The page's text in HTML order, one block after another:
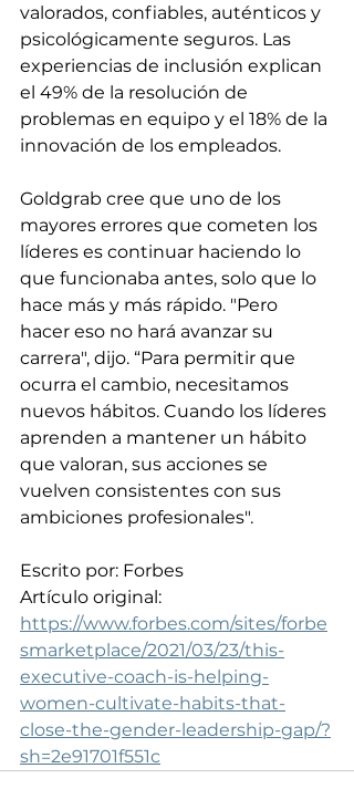
valorados, confiables, auténticos y
psicológicamente seguros. Las
experiencias de inclusión explican
el 49% de la resolución de
problemas en equipo y el 18% de la
innovación de los empleados.
Goldgrab cree que uno de los
mayores errores que cometen los
líderes es continuar haciendo lo
que funcionaba antes, solo que lo
hace más y más rápido. "Pero
hacer eso no hará avanzar su
carrera", dijo. “Para permitir que
ocurra el cambio, necesitamos
nuevos hábitos. Cuando los líderes
aprenden a mantener un hábito
que valoran, sus acciones se
vuelven consistentes con sus
ambiciones profesionales".
Escrito por: Forbes
Artículo original:
https://www.forbes.com/sites/forbe
smarketplace/2021/03/23/this-
executive-coach-is-helping-
women-cultivate-habits-that-
close-the-gender-leadership-gap/?
sh=2e91701f551c